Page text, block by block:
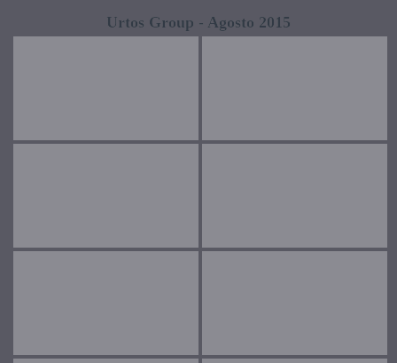
Urtos Group - Agosto 2015